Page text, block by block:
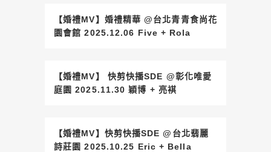
【婚禮MV】婚禮精華 @台北青青食尚花
園會館 2025.12.06 Five + Rola
【婚禮MV】 快剪快播SDE @彰化唯愛
庭園 2025.11.30 穎博 + 亮褀
【婚禮MV】快剪快播SDE @台北翡麗
詩莊園 2025.10.25 Eric + Bella